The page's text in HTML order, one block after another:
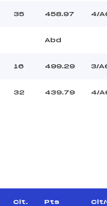
35 458.97 4/
Abd
16 499.29 3/
32 439.79 4/
Clt. Pts